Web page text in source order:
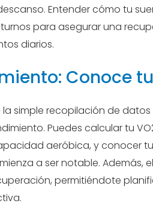
Entender cómo tu
para asegurar una
diarios.
Conoce
la simple recopilación de
Puedes calcular tu
aeróbica, y conocer
a ser notable. Además,
permitiéndote